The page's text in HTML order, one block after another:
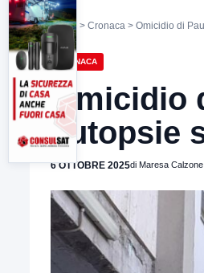
Home > Cronaca > Omicidio di
CRONACA
Omicidio
autopsie
6 OTTOBRE 2025di Maresa Calzone